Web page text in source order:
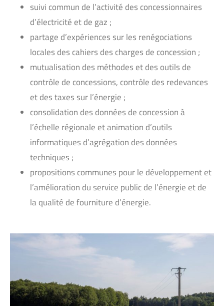
suivi commun de l’activité des concessionnaires
d’électricité et de gaz ;
partage d’expériences sur les renégociations
locales des cahiers des charges de concession ;
mutualisation des méthodes et des outils de
contrôle de concessions, contrôle des redevances
et des taxes sur l’énergie ;
consolidation des données de concession à
l’échelle régionale et animation d’outils
informatiques d’agrégation des données
techniques ;
propositions communes pour le développement et
l’amélioration du service public de l’énergie et de
la qualité de fourniture d’énergie.